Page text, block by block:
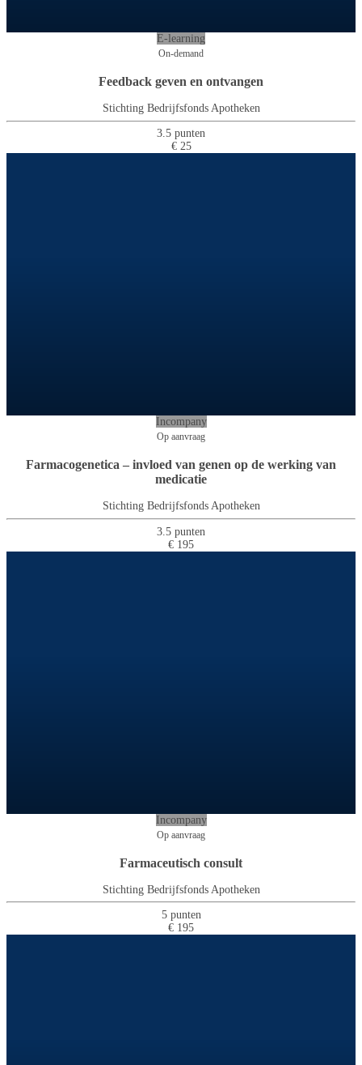
E-learning
On-demand
Feedback geven en ontvangen
Stichting Bedrijfsfonds Apotheken
3.5 punten
€ 25
Incompany
Op aanvraag
Farmacogenetica – invloed van genen op de werking van
medicatie
Stichting Bedrijfsfonds Apotheken
3.5 punten
€ 195
Incompany
Op aanvraag
Farmaceutisch consult
Stichting Bedrijfsfonds Apotheken
5 punten
€ 195